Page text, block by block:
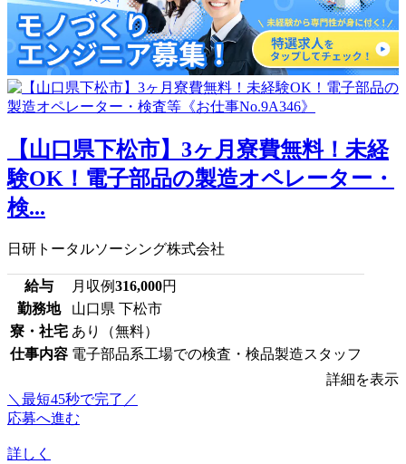
【山口県下松市】3ヶ月寮費無料！未経
験OK！電子部品の製造オペレーター・
検...
日研トータルソーシング株式会社
給与 月収例316,000円
勤務地
山口県 下松市
寮・社宅 あり（無料）
仕事内容 電子部品系工場での検査・検品製造スタッフ
詳細を表示
＼最短45秒で完了／
応募へ進む
詳しく